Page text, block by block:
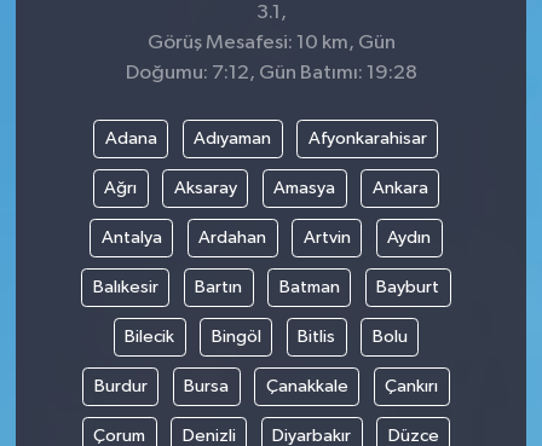
3.1,
Görüş Mesafesi: 10 km, Gün
Doğumu: 7:12, Gün Batımı: 19:28
Adana Adıyaman Afyonkarahisar
Ağrı Aksaray Amasya Ankara
Antalya Ardahan Artvin Aydın
Balıkesir Bartın Batman Bayburt
Bilecik Bingöl Bitlis Bolu
Burdur Bursa Çanakkale Çankırı
Çorum Denizli Diyarbakır Düzce